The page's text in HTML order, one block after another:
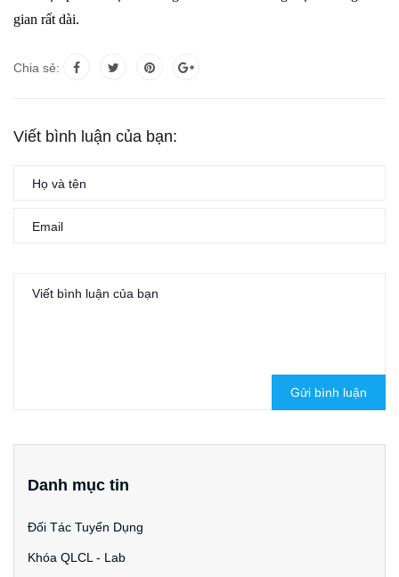
gian rất dài.
Chia sẻ:
Viết bình luận của bạn:
Gửi bình luận
Danh mục tin
Đối Tác Tuyển Dụng
Khóa QLCL - Lab